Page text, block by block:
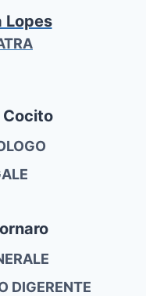
Lopes
Cocito
DIGERENTE